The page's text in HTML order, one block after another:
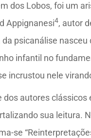
dos Lobos, foi um
Appignanesi4, autor
psicanálise
infantil no
incrustou nele
autores
sua leitura.
se